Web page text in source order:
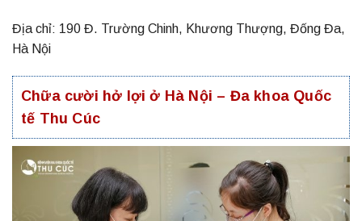
Địa chỉ: 190 Đ. Trường Chinh, Khương Thượng, Đống Đa,
Hà Nội
Chữa cười hở lợi ở Hà Nội – Đa khoa Quốc
tế Thu Cúc